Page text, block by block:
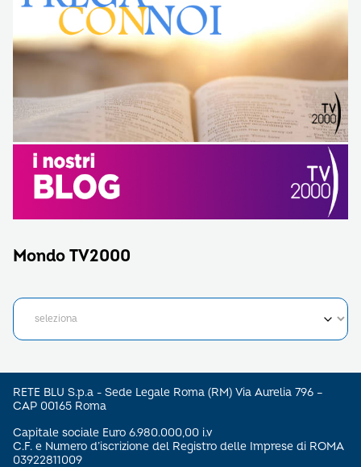
Mondo TV2000
RETE BLU S.p.a - Sede Legale Roma (RM) Via Aurelia 796 –
CAP 00165 Roma
Capitale sociale Euro 6.980.000,00 i.v
C.F. e Numero d’iscrizione del Registro delle Imprese di ROMA
03922811009